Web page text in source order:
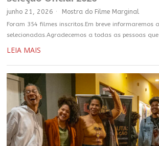
junho 21, 2026 Mostra do Filme Marginal
Foram 354 filmes inscritos.Em breve informaremos
selecionadas.Agradecemos a todas as pessoas
LEIA MAIS